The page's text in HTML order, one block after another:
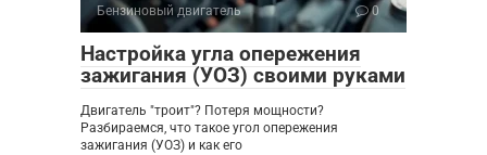
Бензиновый двигатель 0
Настройка угла опережения
зажигания (УОЗ) своими руками
Двигатель "троит"? Потеря мощности?
Разбираемся, что такое угол опережения
зажигания (УОЗ) и как его